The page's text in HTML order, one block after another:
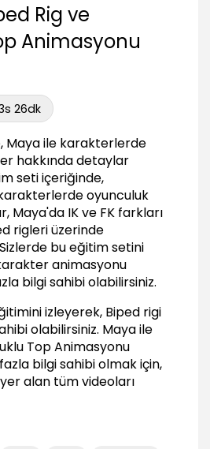
Rig ve
Animasyonu
26dk
Maya ile karakterlerde
hakkında detaylar
seti içeriğinde,
oyunculuk
Maya'da IK ve FK farkları
rigleri üzerinde
bu eğitim setini
animasyonu
bilgi sahibi olabilirsiniz.
izleyerek, Biped rigi
olabilirsiniz. Maya ile
Top Animasyonu
bilgi sahibi olmak için,
alan tüm videoları